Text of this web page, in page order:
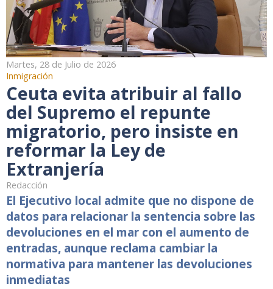
Martes, 28 de Julio de 2026
Inmigración
Ceuta evita atribuir al fallo
del Supremo el repunte
migratorio, pero insiste en
reformar la Ley de
Extranjería
Redacción
El Ejecutivo local admite que no dispone de
datos para relacionar la sentencia sobre las
devoluciones en el mar con el aumento de
entradas, aunque reclama cambiar la
normativa para mantener las devoluciones
inmediatas